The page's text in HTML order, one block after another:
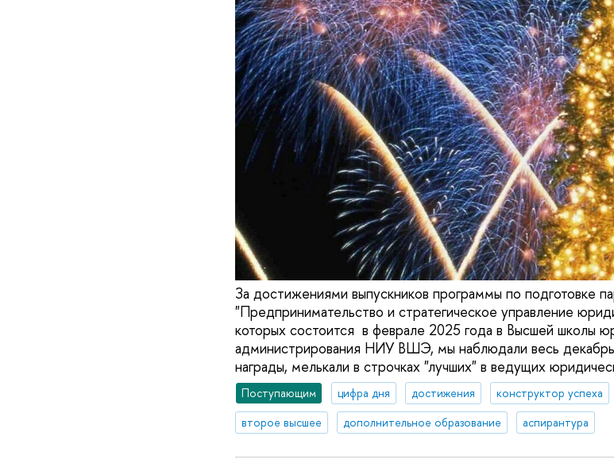
За достижениями выпускников программы по подготовке
"Предпринимательство и стратегическое управление
которых состоится в феврале 2025 года в Высшей школы
администрирования НИУ ВШЭ, мы наблюдали весь
награды, мелькали в строчках "лучших" в ведущих
Поступающим цифра дня достижения конструктор успеха
второе высшее
дополнительное образование аспирантура